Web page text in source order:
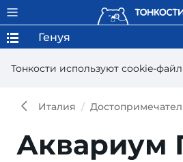
Тонкости используют сookie-
Генуя
Италия
Аквариум